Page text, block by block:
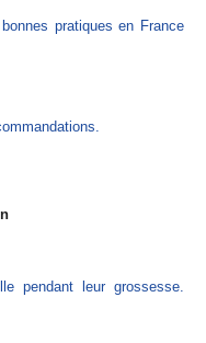
pratiques en France
pendant leur grossesse.